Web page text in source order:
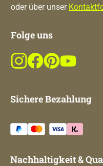
oder über unser
Folge uns
Sichere Bezahlung
Nachhaltigkeit &